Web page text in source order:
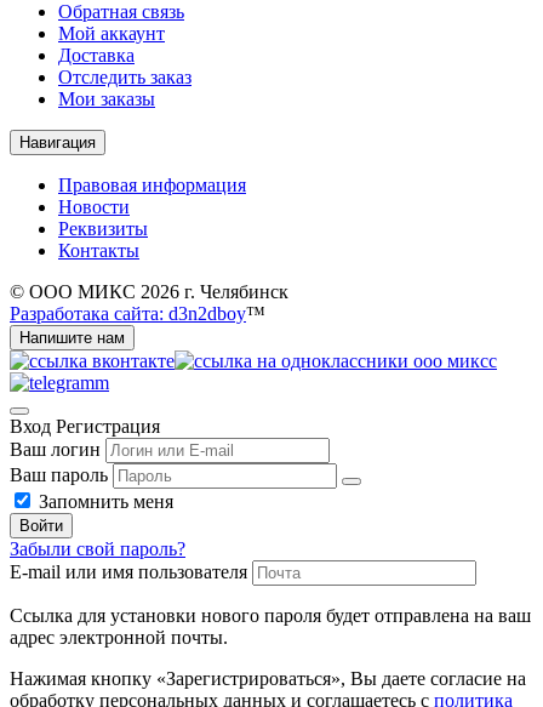
Обратная связь
Мой аккаунт
Доставка
Отследить заказ
Мои заказы
Навигация
Правовая информация
Новости
Реквизиты
Контакты
© ООО МИКС 2026 г. Челябинск
Разработака сайта: d3n2dboy™
Напишите нам
Вход Регистрация
Ваш логин
Ваш пароль
Запомнить меня
Войти
Забыли свой пароль?
E-mail или имя пользователя
Ссылка для установки нового пароля будет отправлена ​​на ваш
адрес электронной почты.
Нажимая кнопку «Зарегистрироваться», Вы даете согласие на
обработку персональных данных и соглашаетесь с политика